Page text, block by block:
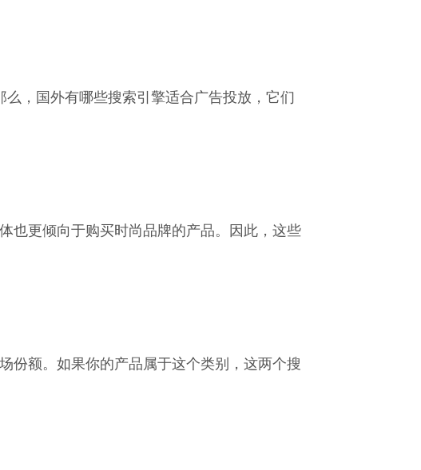
，国外有哪些搜索引擎适合广告投放，它们
也更倾向于购买时尚品牌的产品。因此，这些
份额。如果你的产品属于这个类别，这两个搜